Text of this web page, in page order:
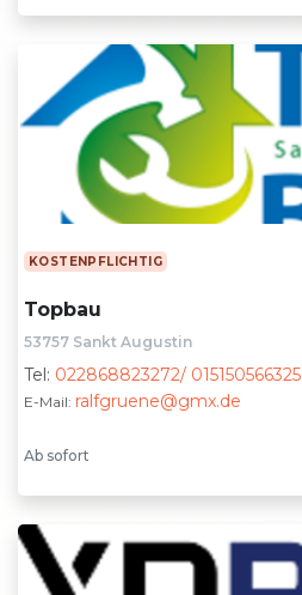
KOSTENPFLICHTIG
Topbau
53757 Sankt Augustin
Tel: 022868823272/ 015150566325
E-Mail: ralfgruene@gmx.de
Ab sofort